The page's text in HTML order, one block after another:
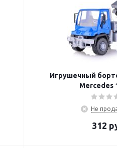
Игрушечный
Mercedes
Не
312